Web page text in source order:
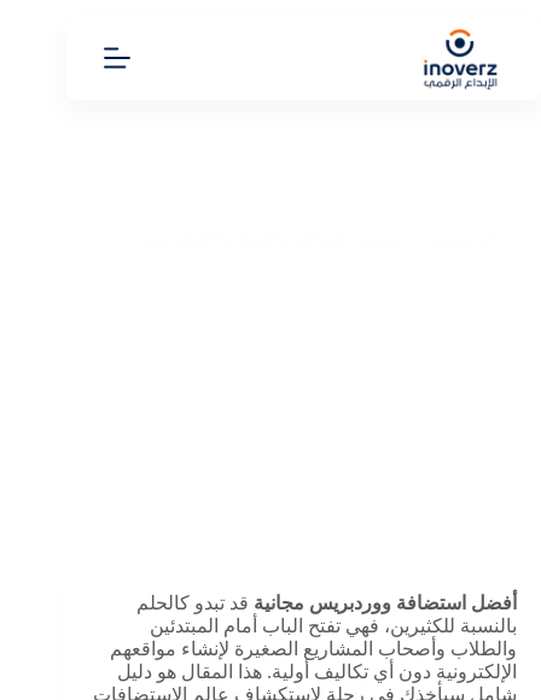
أفضل استضافة ووردبريس مجانية قد تبدو كالحلم
بالنسبة للكثيرين، فهي تفتح الباب أمام المبتدئين
والطلاب وأصحاب المشاريع الصغيرة لإنشاء مواقعهم
الإلكترونية دون أي تكاليف أولية. هذا المقال هو دليل
شامل سيأخذك في رحلة لاستكشاف عالم الاستضافات